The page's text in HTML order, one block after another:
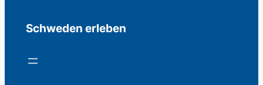
Schweden erleben